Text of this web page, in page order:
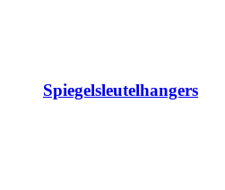
Spiegelsleutelhangers